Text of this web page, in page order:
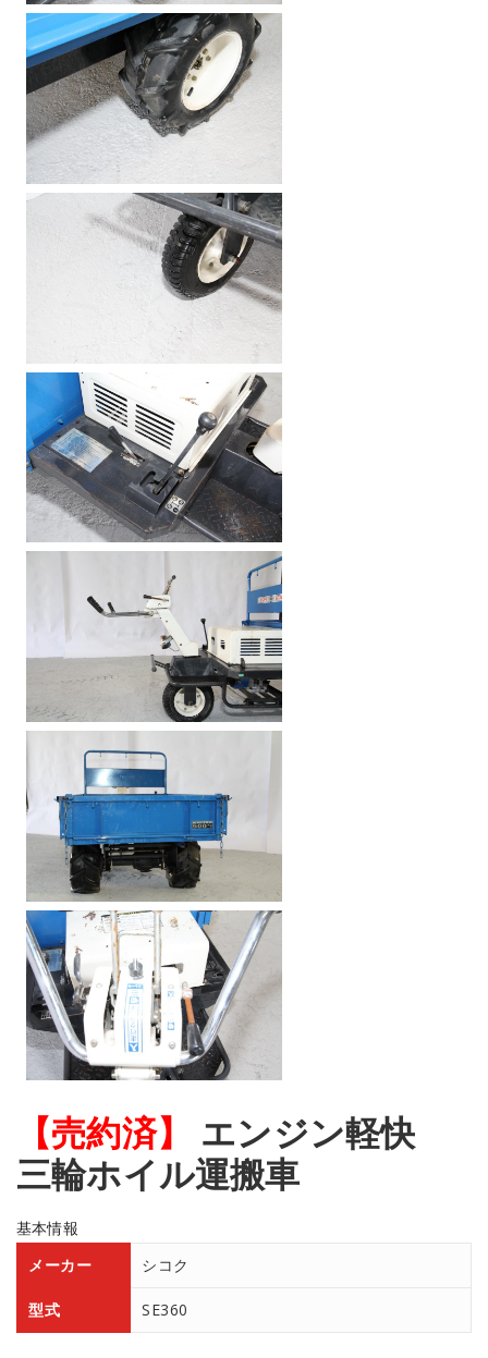
【売約済】
エンジン軽快
三輪ホイル運搬車
基本情報
メーカー
シコク
型式 SE360